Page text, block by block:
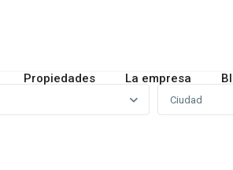
Propiedades La empresa
Ciudad